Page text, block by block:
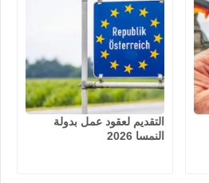
التقديم لعقود عمل بدولة
النمسا 2026